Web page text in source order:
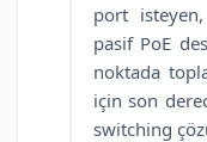
port
pasif PoE
noktada
için son
switching